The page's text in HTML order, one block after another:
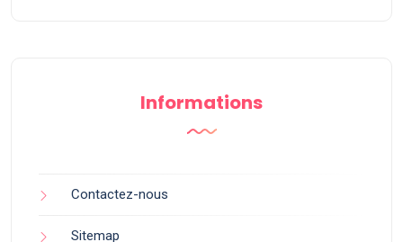
Informations
Contactez-nous
Sitemap